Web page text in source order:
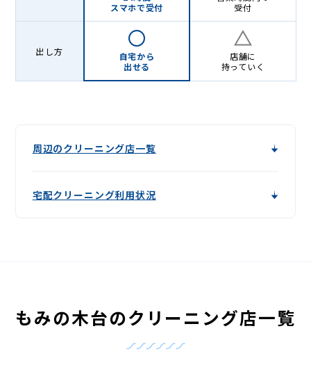
スマホで受付
受付
出し方
自宅から
出せる
店舗に
持っていく
周辺のクリーニング店一覧
宅配クリーニング利用状況
もみの木台のクリーニング店一覧